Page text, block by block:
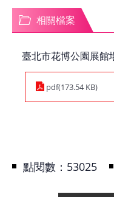
相關檔案
臺北市花博公園展館
pdf(173.54 KB)
點閱數： 53025